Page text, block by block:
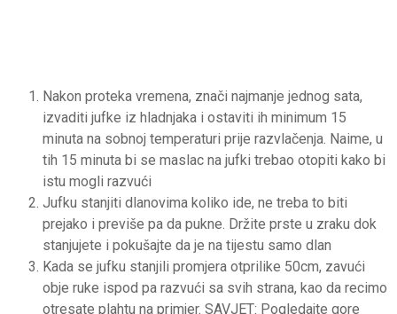
Nakon proteka vremena, znači najmanje jednog sata,
izvaditi jufke iz hladnjaka i ostaviti ih minimum 15
minuta na sobnoj temperaturi prije razvlačenja. Naime, u
tih 15 minuta bi se maslac na jufki trebao otopiti kako bi
istu mogli razvući
Jufku stanjiti dlanovima koliko ide, ne treba to biti
prejako i previše pa da pukne. Držite prste u zraku dok
stanjujete i pokušajte da je na tijestu samo dlan
Kada se jufku stanjili promjera otprilike 50cm, zavući
obje ruke ispod pa razvući sa svih strana, kao da recimo
otresate plahtu na primjer. SAVJET: Pogledajte gore